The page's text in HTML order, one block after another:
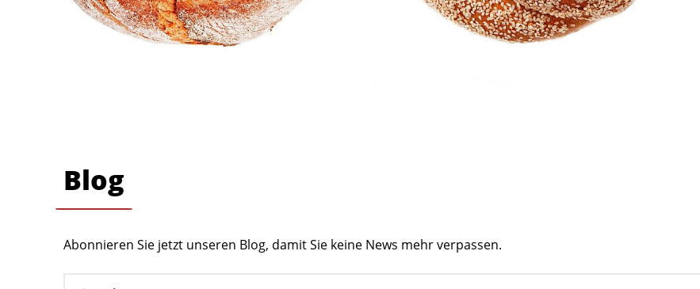
Blog
Abonnieren Sie jetzt unseren Blog, damit Sie keine News mehr verpassen.